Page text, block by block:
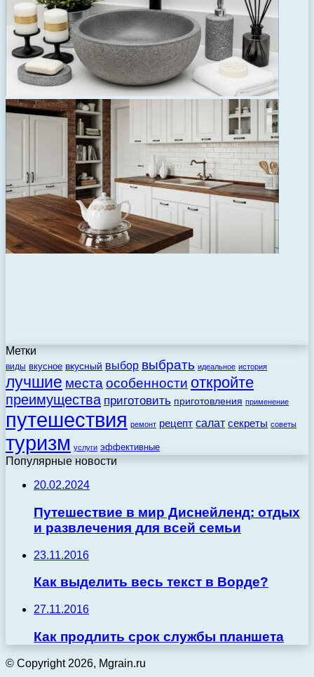
Метки
виды вкусное вкусный выбор выбрать идеальное история
лучшие места особенности откройте
преимущества приготовить приготовления применение
путешествия ремонт рецепт салат секреты советы
туризм услуги эффективные
Популярные новости
20.02.2024
Путешествие в мир Диснейленд: отдых
и развлечения для всей семьи
23.11.2016
Как выделить весь текст в Ворде?
27.11.2016
Как продлить срок службы планшета
© Copyright 2026, Mgrain.ru